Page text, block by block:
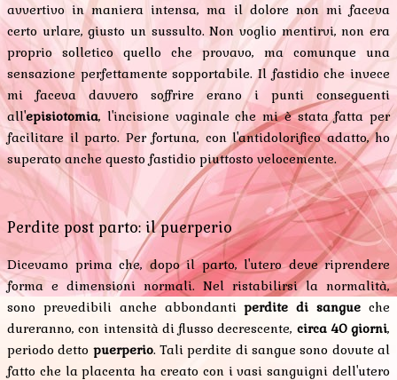
avvertivo in maniera intensa, ma il dolore non mi faceva
certo urlare, giusto un sussulto. Non voglio mentirvi, non era
proprio solletico quello che provavo, ma comunque una
sensazione perfettamente sopportabile. Il fastidio che invece
mi faceva davvero soffrire erano i punti conseguenti
all'episiotomia, l'incisione vaginale che mi è stata fatta per
facilitare il parto. Per fortuna, con l'antidolorifico adatto, ho
superato anche questo fastidio piuttosto velocemente.
Perdite post parto: il puerperio
Dicevamo prima che, dopo il parto, l'utero deve riprendere
forma e dimensioni normali. Nel ristabilirsi la normalità,
sono prevedibili anche abbondantiperdite di sangue che
dureranno, con intensità di flusso decrescente, circa 40 giorni,
periodo detto puerperio. Tali perdite di sangue sono dovute al
fatto che la placenta ha creato con i vasi sanguigni dell'utero